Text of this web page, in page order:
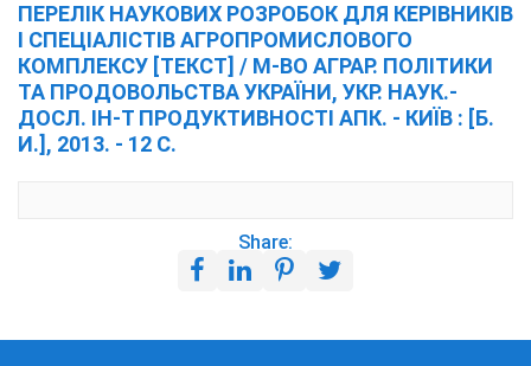
ПЕРЕЛІК НАУКОВИХ РОЗРОБОК ДЛЯ КЕРІВНИКІВ
І СПЕЦІАЛІСТІВ АГРОПРОМИСЛОВОГО
КОМПЛЕКСУ [ТЕКСТ] / М-ВО АГРАР. ПОЛІТИКИ
ТА ПРОДОВОЛЬСТВА УКРАЇНИ, УКР. НАУК.-
ДОСЛ. ІН-Т ПРОДУКТИВНОСТІ АПК. - КИЇВ : [Б.
И.], 2013. - 12 С.
Share: